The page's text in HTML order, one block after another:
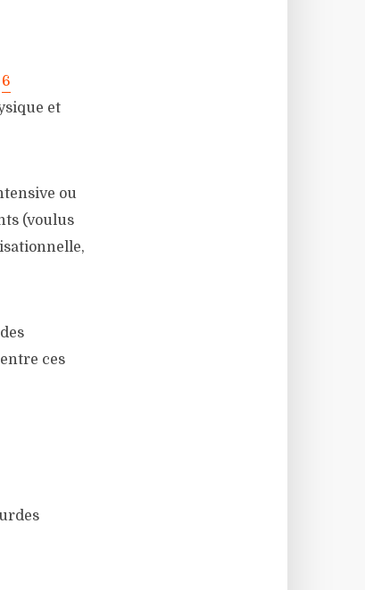
6
et
ou
(voulus
ces